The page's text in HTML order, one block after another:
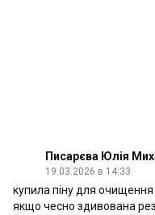
Писарєва Юлія
19.03.2026 в 14:33
купила піну для очищення
якщо чесно здивована